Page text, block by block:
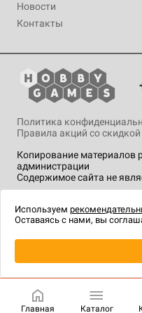
Новости
Контакты
Копирование материалов
администрации
Содержимое сайта не
Политика
Правила акций со скидкой
технологии.
Главная Каталог
Используем
Оставаясь с нами, вы